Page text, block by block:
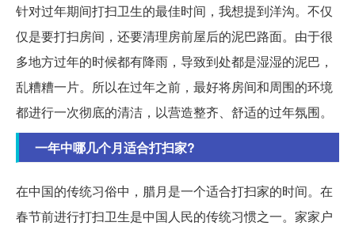
针对过年期间打扫卫生的最佳时间，我想提到洋沟。不仅
仅是要打扫房间，还要清理房前屋后的泥巴路面。由于很
多地方过年的时候都有降雨，导致到处都是湿湿的泥巴，
乱糟糟一片。所以在过年之前，最好将房间和周围的环境
都进行一次彻底的清洁，以营造整齐、舒适的过年氛围。
一年中哪几个月适合打扫家?
在中国的传统习俗中，腊月是一个适合打扫家的时间。在
春节前进行打扫卫生是中国人民的传统习惯之一。家家户